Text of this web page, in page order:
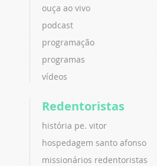
ouça ao vivo
podcast
programação
programas
vídeos
Redentoristas
história pe. vitor
hospedagem santo afonso
missionários redentoristas